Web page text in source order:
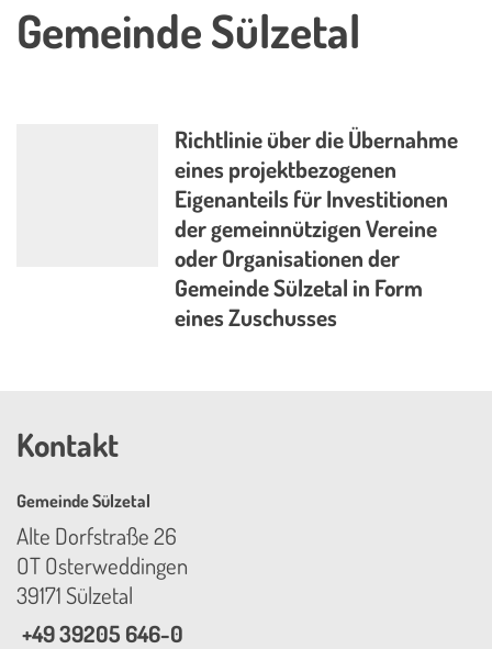
Gemeinde Sülzetal
Richtlinie über die Übernahme
eines projektbezogenen
Eigenanteils für Investitionen
der gemeinnützigen Vereine
oder Organisationen der
Gemeinde Sülzetal in Form
eines Zuschusses
Kontakt
Gemeinde Sülzetal
Alte Dorfstraße 26
OT Osterweddingen
39171 Sülzetal
+49 39205 646-0